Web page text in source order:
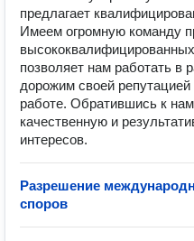
предлагает
Имеем огромную команду
позволяет нам работать в
дорожим своей
работе. Обратившись к
качественную и
интересов.
Разрешение
споров